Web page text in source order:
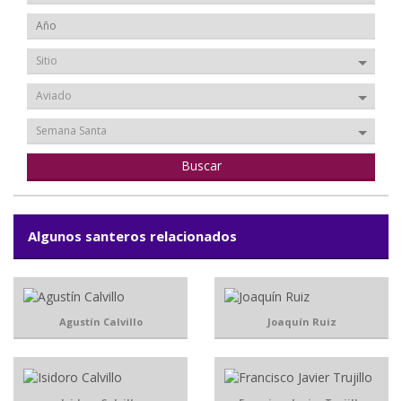
Sitio
Aviado
Semana Santa
Algunos santeros relacionados
Agustín Calvillo Joaquín Ruiz